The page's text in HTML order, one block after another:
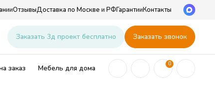
ОтзывыДоставка по Москве и РФГарантииКонтакты
Заказать 3д проект бесплатно Заказать звонок
заказ Мебель для дома 0